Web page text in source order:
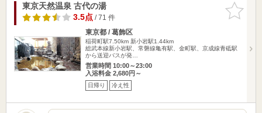
お気に入
りに追加
東京天然温泉 古代の湯
3.5点/ 71 件
東京都 / 葛飾区
稲荷町駅7.50km 新小岩駅1.44km
総武本線新小岩駅、常磐線亀有駅、金町駅、京成線青砥駅
から送迎バスが発…
営業時間 10:00～23:00
入浴料金 2,680円～
日帰り 冷え性